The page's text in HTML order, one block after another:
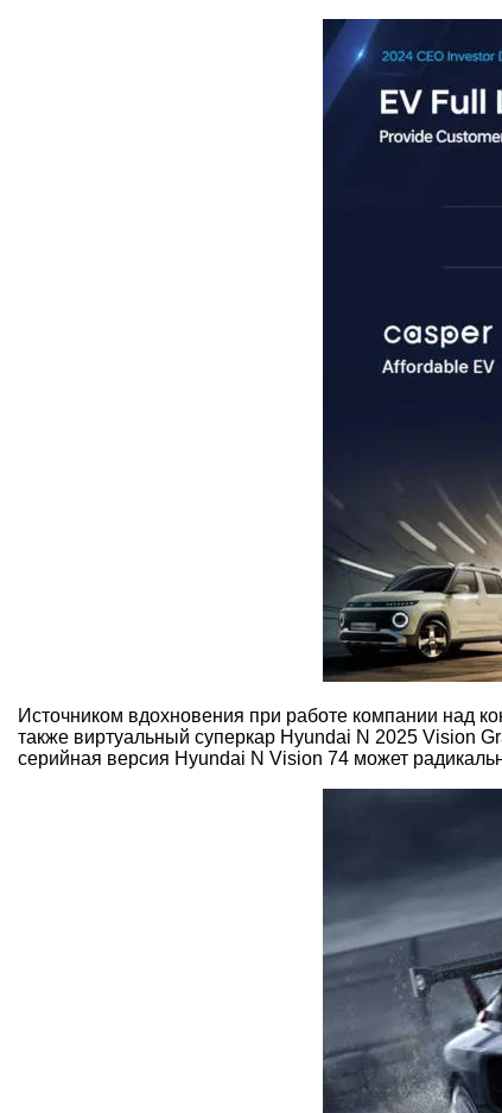
Источником вдохновения при работе компании над
также виртуальный суперкар Hyundai N 2025 Vision
серийная версия Hyundai N Vision 74 может